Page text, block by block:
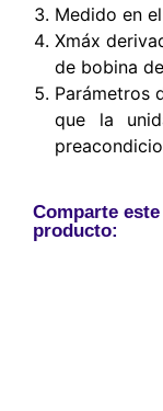
Medido en
Xmáx
de bobina
Parámetros
que la
Comparte este
producto: